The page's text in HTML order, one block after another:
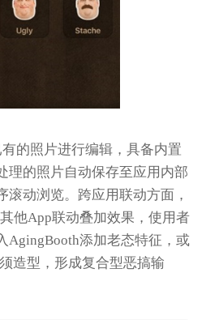
的照片进行编辑，具备内置
理的照片自动保存至应用内部
滚动浏览。跨应用联动方面，
他App联动叠加效果，使用者
AgingBooth添加老态特征，或
造型，形成复合型恶搞输